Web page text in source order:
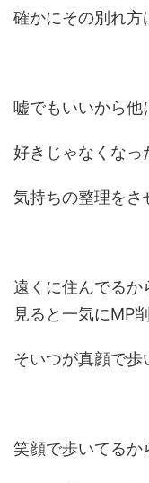
確かにその別れ方
嘘でもいいから他
好きじゃなくなっ
気持ちの整理をさ
遠くに住んでるか
見ると一気にMP
そいつが真顔で歩
笑顔で歩いてるか